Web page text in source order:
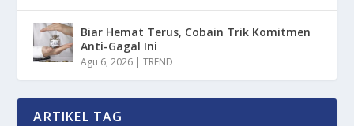
Biar Hemat Terus, Cobain Trik Komitmen
Anti-Gagal Ini
Agu 6, 2026 |TREND
ARTIKEL TAG